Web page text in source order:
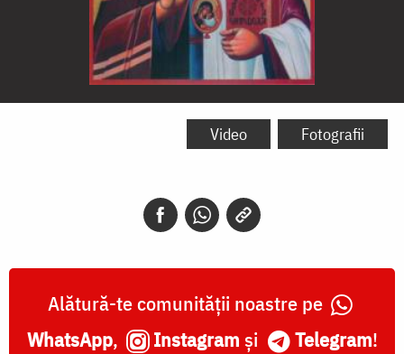
Sfântul
Video Fotografii
Alătură-te comunității noastre pe
WhatsApp, Instagram și Telegram!